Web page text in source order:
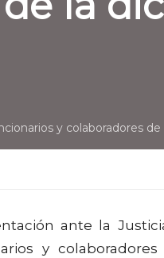
y colaboradores
ante la
y colaboradores